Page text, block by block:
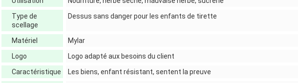
Type de
scellage
Dessus sans danger pour les enfants de tirette
Matériel
Mylar
Logo
Logo adapté aux besoins du client
Caractéristique
Les biens, enfant résistant, sentent la preuve